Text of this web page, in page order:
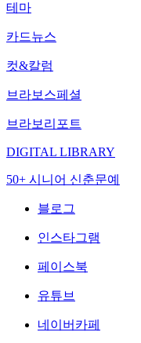
테마
카드뉴스
컷&칼럼
브라보스페셜
브라보리포트
DIGITAL LIBRARY
50+ 시니어 신춘문예
블로그
인스타그램
페이스북
유튜브
네이버카페